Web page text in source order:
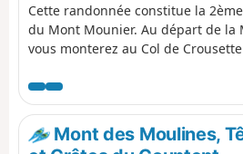
Cette randonnée constitue la
du Mont Mounier. Au départ de la
vous monterez au Col de
Ensuite, vous rejoindrez la crête
vous suivrez jusqu'au sommet. La
le hameau de la Colle avant de
Charnaye et redescendre vers
Mont des Moulines,